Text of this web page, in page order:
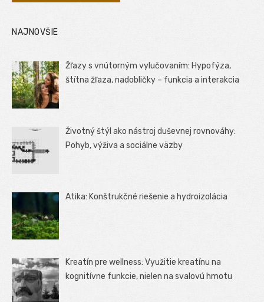
NAJNOVŠIE
Žľazy s vnútorným vylučovaním: Hypofýza,
štítna žľaza, nadobličky – funkcia a interakcia
Životný štýl ako nástroj duševnej rovnováhy:
Pohyb, výživa a sociálne väzby
Atika: Konštrukčné riešenie a hydroizolácia
Kreatín pre wellness: Využitie kreatínu na
kognitívne funkcie, nielen na svalovú hmotu